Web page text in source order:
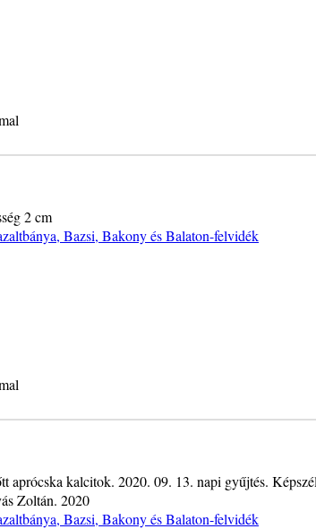
2 cm
Bazsi, Bakony és Balaton-felvidék
aprócska kalcitok. 2020. 09. 13. napi gyűjtés.
Zoltán. 2020
Bazsi, Bakony és Balaton-felvidék